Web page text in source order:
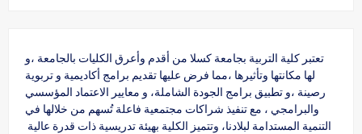
تعتبر كلية التربية بجامعة كسلا من أقدم وأعرق الكليات بالجامعة ،و
لها مكانتها وتأثيرها ،مما فرض عليها تقديم برامج أكاديمية و تربوية
رصينة ،و تطبيق برامج الجودة الشاملة، و معايير الاعتماد المؤسسي
والبرامجي ، مع تنفيذ شراكات مجتمعية فاعلة تُسهم من خلالها في
التنمية المستدامة لبلادنا، وتتميز الكلية بهيئة تدريسية ذات قدرة عالية